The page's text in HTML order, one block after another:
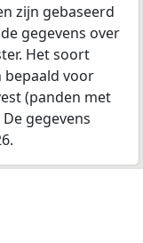
zijn gebaseerd
gegevens over
Het soort
voor
(panden met
gegevens